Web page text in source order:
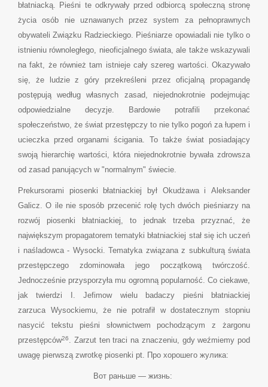
błatniacką. Pieśni te odkrywały przed odbiorcą społeczną stronę
życia osób nie uznawanych przez system za pełnoprawnych
obywateli Związku Radzieckiego. Pieśniarze opowiadali nie tylko o
istnieniu równoległego, nieoficjalnego świata, ale także wskazywali
na fakt, że również tam istnieje cały szereg wartości. Okazywało
się, że ludzie z góry przekreśleni przez oficjalną propagandę
postępują według własnych zasad, niejednokrotnie podejmując
odpowiedzialne decyzje. Bardowie potrafili przekonać
społeczeństwo, że świat przestępczy to nie tylko pogoń za łupem i
ucieczka przed organami ścigania. To także świat posiadający
swoją hierarchię wartości, która niejednokrotnie bywała zdrowsza
od zasad panujących w "normalnym" świecie.
Prekursorami piosenki błatniackiej był Okudżawa i Aleksander
Galicz. O ile nie sposób przecenić rolę tych dwóch pieśniarzy na
rozwój piosenki błatniackiej, to jednak trzeba przyznać, że
największym propagatorem tematyki błatniackiej stał się ich uczeń
i naśladowca - Wysocki. Tematyka związana z subkulturą świata
przestępczego zdominowała jego początkową twórczość.
Jednocześnie przysporzyła mu ogromną popularność. Co ciekawe,
jak twierdzi I. Jefimow wielu badaczy pieśni błatniackiej
zarzuca Wysockiemu, że nie potrafił w dostatecznym stopniu
nasycić tekstu pieśni słownictwem pochodzącym z żargonu
przestępców26. Zarzut ten traci na znaczeniu, gdy weźmiemy pod
uwagę pierwszą zwrotkę piosenki pt. Про хорошего жулика:
Вот раньше — жизнь: